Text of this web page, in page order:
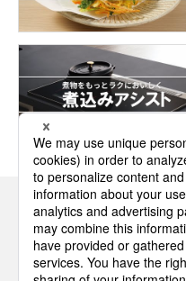
Panasonicの住まい